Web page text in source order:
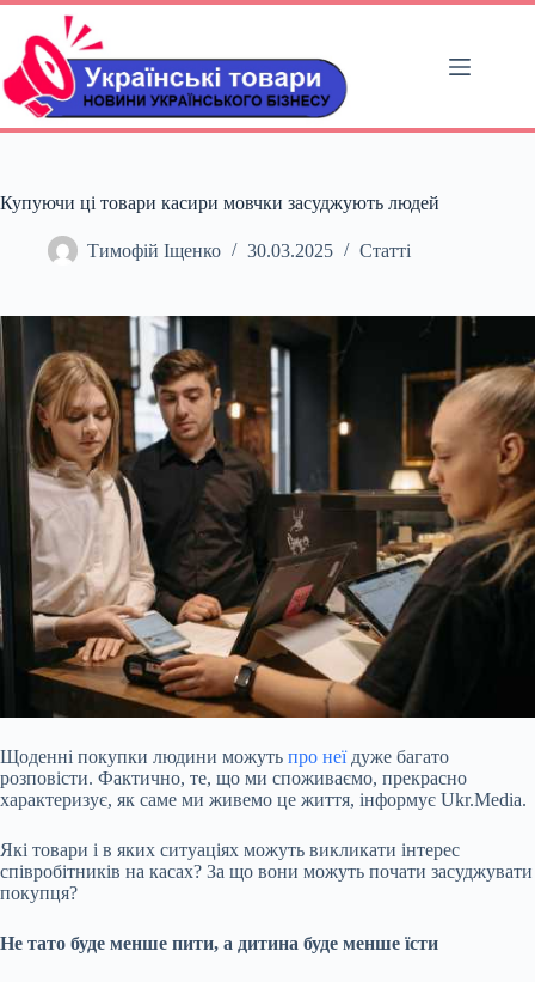
Перейти
вмісту
Купуючи ці товари касири мовчки засуджують людей
Тимофій Іщенко 30.03.2025 Статті
Щоденні покупки людини можуть про неїдуже багато
розповісти. Фактично, те, що ми споживаємо, прекрасно
характеризує, як саме ми живемо це життя, інформує Ukr.Media.
Які товари і в яких ситуаціях можуть викликати інтерес
співробітників на касах? За що вони можуть почати засуджувати
покупця?
Не тато буде менше пити, а дитина буде менше їсти